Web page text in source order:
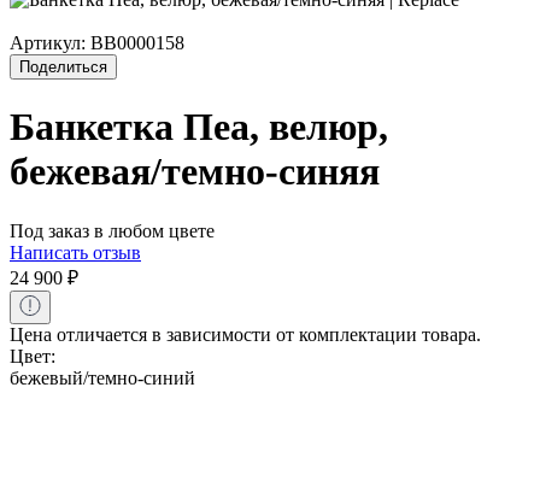
Артикул: BB0000158
Поделиться
Банкетка Пеа, велюр,
бежевая/темно-синяя
Под заказ в любом цвете
Написать отзыв
24 900 ₽
Цена отличается в зависимости от комплектации товара.
Цвет:
бежевый/темно-синий